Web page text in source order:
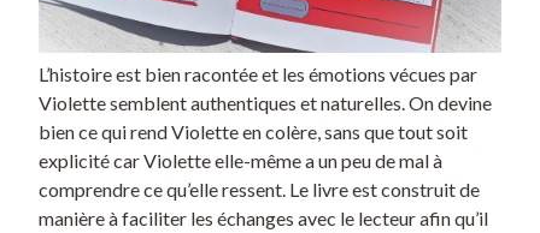
L’histoire est bien racontée et les émotions vécues par
Violette semblent authentiques et naturelles. On devine
bien ce qui rend Violette en colère, sans que tout soit
explicité car Violette elle-même a un peu de mal à
comprendre ce qu’elle ressent. Le livre est construit de
manière à faciliter les échanges avec le lecteur afin qu’il